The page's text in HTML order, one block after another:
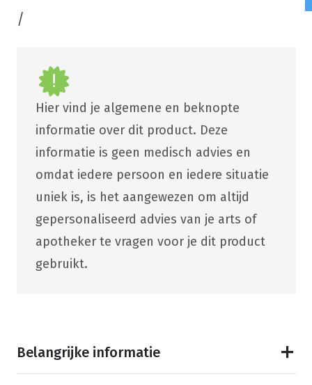
/
Hier vind je algemene en beknopte
informatie over dit product. Deze
informatie is geen medisch advies en
omdat iedere persoon en iedere situatie
uniek is, is het aangewezen om altijd
gepersonaliseerd advies van je arts of
apotheker te vragen voor je dit product
gebruikt.
Belangrijke informatie